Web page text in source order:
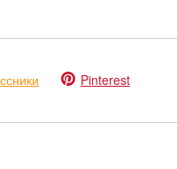
Pinterest